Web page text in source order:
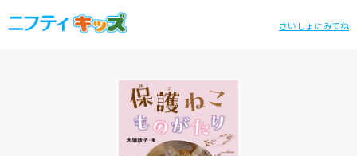
さいしょにみてね